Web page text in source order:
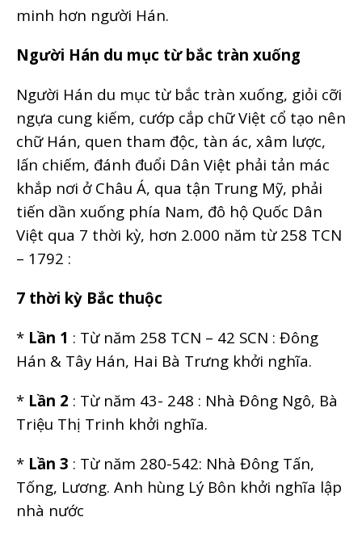
minh hơn người Hán.
Người Hán du mục từ bắc tràn xuống
Người Hán du mục từ bắc tràn xuống, giỏi cỡi
ngựa cung kiếm, cướp cắp chữ Việt cổ tạo nên
chữ Hán, quen tham độc, tàn ác, xâm lược,
lấn chiếm, đánh đuổi Dân Việt phải tản mác
khắp nơi ở Châu Á, qua tận Trung Mỹ, phải
tiến dần xuống phía Nam, đô hộ Quốc Dân
Việt qua 7 thời kỳ, hơn 2.000 năm từ 258 TCN
– 1792 :
7 thời kỳ Bắc thuộc
* Lần 1 : Từ năm 258 TCN – 42 SCN : Đông
Hán & Tây Hán, Hai Bà Trưng khởi nghĩa.
* Lần 2 : Từ năm 43- 248 : Nhà Đông Ngô, Bà
Triệu Thị Trinh khởi nghĩa.
* Lần 3 : Từ năm 280-542: Nhà Đông Tấn,
Tống, Lương. Anh hùng Lý Bôn khởi nghĩa lập
nhà nước